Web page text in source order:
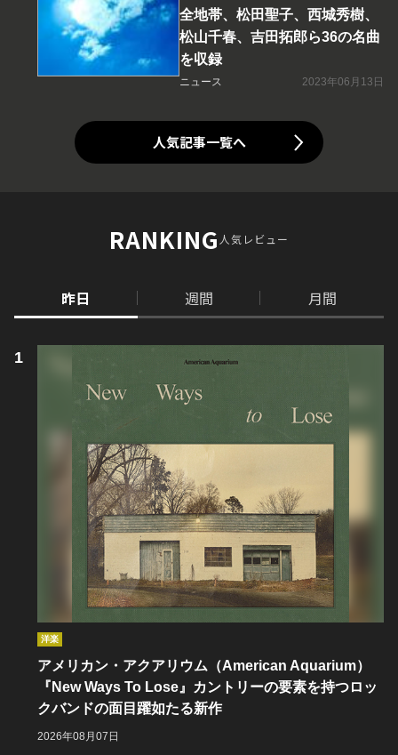
全地帯、松田聖子、西城秀樹、
松山千春、吉田拓郎ら36の名曲
を収録
ニュース 2023年06月13日
人気記事一覧へ
RANKING人気レビュー
昨日 週間 月間
洋楽
アメリカン・アクアリウム（American Aquarium）
『New Ways To Lose』カントリーの要素を持つロッ
クバンドの面目躍如たる新作
2026年08月07日